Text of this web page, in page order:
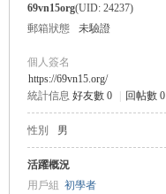
69vn15org(UID: 24237)
郵箱狀態
未驗證
個人簽名
https://69vn15.org/
統計信息 好友數 0 回帖數 0
性別 男
活躍概況
用戶組 初學者